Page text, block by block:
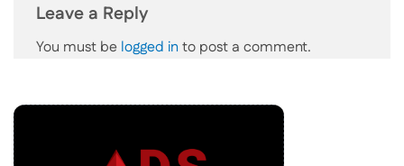
Leave a Reply
You must be logged in to post a comment.